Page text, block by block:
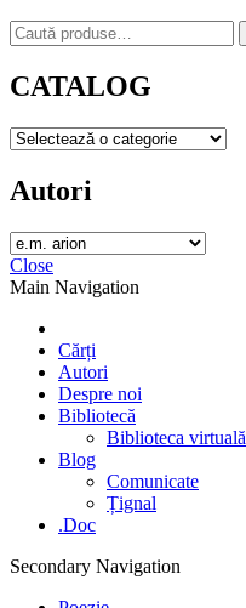
Caută
după:
CATALOG
Autori
Close
Main Navigation
Cărți
Autori
Despre noi
Bibliotecă
Biblioteca virtuală
Blog
Comunicate
Țignal
.Doc
Secondary Navigation